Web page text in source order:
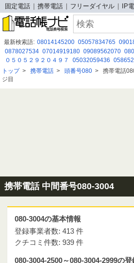
固定電話 携帯電話 フリーダイヤル IP
最新検索語: 08014145200 05057834765
0878027534 07014919180 09089562070
０５０５２９２０４９７
05032059436
05034974612 ０１２０９１２４５３
05054970326
トップ> 携帯電話 > 頭番号080 > 携帯電話
ジ目
携帯電話 中間番号080-3004
080-3004の基本情報
登録事業者数: 413 件
クチコミ件数: 939 件
080-3004-2500～080-3004-2999の登